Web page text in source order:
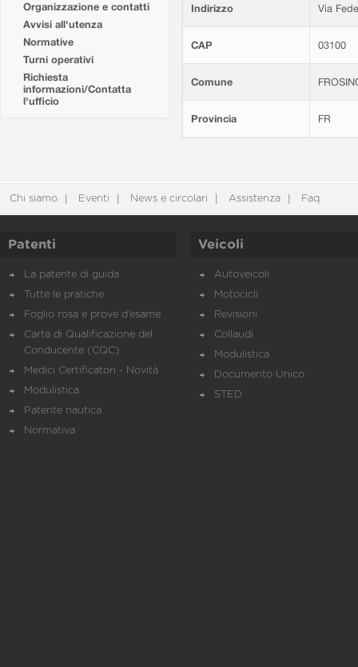
Organizzazione e contatti
Avvisi all'utenza
Normative
Turni operativi
Richiesta
informazioni/Contatta
l'ufficio
Indirizzo Via
CAP 03100
Comune
Provincia FR
Chi siamo Eventi News e circolari Assistenza Faq
Patenti
La patente di guida
Tutte le pratiche
Foglio rosa e prove d’esame
Carta di Qualificazione del
Conducente (CQC)
Medici Certificatori - Novità
Modulistica
Patente nautica
Normativa
Veicoli
Autoveicoli
Motocicli
Revisioni
Collaudi
Modulistica
Documento Unico
STED